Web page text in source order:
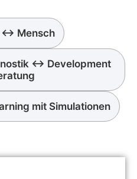
↔ Mensch
↔ Development
mit Simulationen